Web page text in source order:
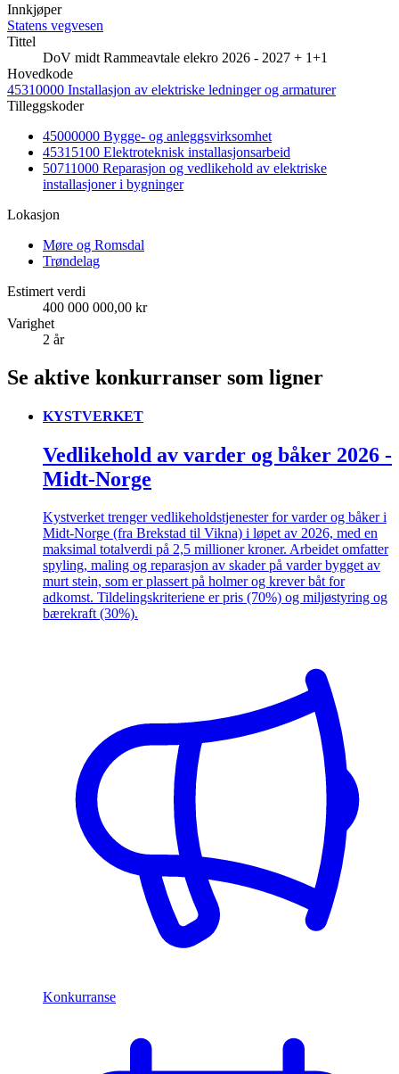
Innkjøper
Statens vegvesen
Tittel
DoV midt Rammeavtale elekro 2026 - 2027 + 1+1
Hovedkode
45310000 Installasjon av elektriske ledninger og armaturer
Tilleggskoder
45000000 Bygge- og anleggsvirksomhet
45315100 Elektroteknisk installasjonsarbeid
50711000 Reparasjon og vedlikehold av elektriske
installasjoner i bygninger
Lokasjon
Møre og Romsdal
Trøndelag
Estimert verdi
400 000 000,00 kr
Varighet
2 år
Se aktive konkurranser som ligner
KYSTVERKET
Vedlikehold av varder og båker 2026 -
Midt-Norge
Kystverket trenger vedlikeholdstjenester for varder og båker i
Midt-Norge (fra Brekstad til Vikna) i løpet av 2026, med en
maksimal totalverdi på 2,5 millioner kroner. Arbeidet omfatter
spyling, maling og reparasjon av skader på varder bygget av
murt stein, som er plassert på holmer og krever båt for
adkomst. Tildelingskriteriene er pris (70%) og miljøstyring og
bærekraft (30%).
Konkurranse